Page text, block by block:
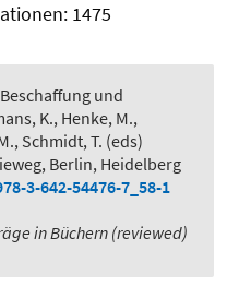
1475
Beschaffung und
K., Henke, M.,
Schmidt, T. (eds)
Berlin, Heidelberg
3-642-54476-7_58-1
in Büchern (reviewed)